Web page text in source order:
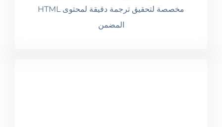
مخصصة لتحقيق ترجمة دقيقة لمحتوى HTML
المضمن